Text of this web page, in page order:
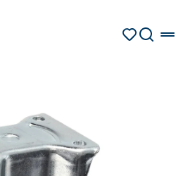
SUCHE
Sprache auswählen
DE